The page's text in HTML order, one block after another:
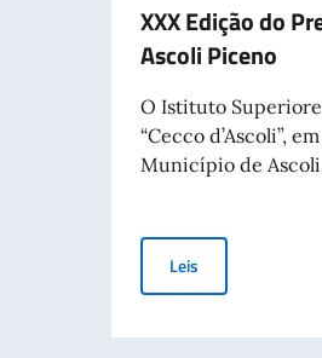
XXX Edição do
Ascoli Piceno
O Istituto
“Cecco d’Ascoli”,
Município de
Leis